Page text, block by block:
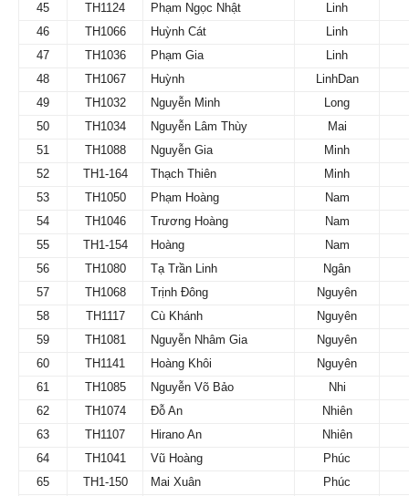
45
TH1124 Phạm Ngọc Nhật
Linh
46
TH1066 Huỳnh Cát
Linh
47
TH1036 Phạm Gia
Linh
48
TH1067 Huỳnh
LinhDan
49
TH1032 Nguyễn Minh
Long
50
TH1034 Nguyễn Lâm Thùy
Mai
51
TH1088 Nguyễn Gia
Minh
52
TH1-164 Thạch Thiên
Minh
53
TH1050 Phạm Hoàng
Nam
54
TH1046 Trương Hoàng
Nam
55
TH1-154 Hoàng
Nam
56
TH1080 Tạ Trần Linh
Ngân
57
TH1068 Trịnh Đông
Nguyên
58
TH1117 Cù Khánh
Nguyên
59
TH1081 Nguyễn Nhâm Gia
Nguyên
60
TH1141 Hoàng Khôi
Nguyên
61
TH1085 Nguyễn Võ Bảo
Nhi
62
TH1074 Đỗ An
Nhiên
63
TH1107 Hirano An
Nhiên
64
TH1041 Vũ Hoàng
Phúc
65
TH1-150 Mai Xuân Phúc